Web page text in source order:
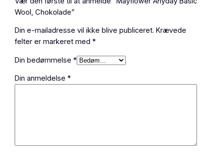
Wool, Chokolade”
Din e-mailadresse vil ikke blive publiceret. Krævede
felter er markeret med*
Din bedømmelse*
Din anmeldelse*